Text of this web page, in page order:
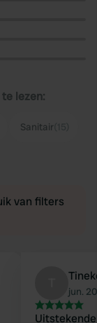
lezen:
Sanitair
van filters
jun.